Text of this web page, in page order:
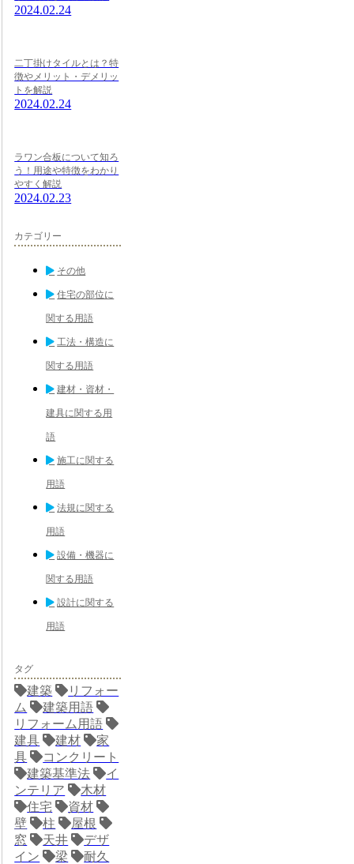
2024.02.24
二丁掛けタイルとは？特
徴やメリット・デメリッ
トを解説
2024.02.24
ラワン合板について知ろ
う！用途や特徴をわかり
やすく解説
2024.02.23
カテゴリー
その他
住宅の部位に
関する用語
工法・構造に
関する用語
建材・資材・
建具に関する用
語
施工に関する
用語
法規に関する
用語
設備・機器に
関する用語
設計に関する
用語
タグ
建築
リフォー
ム
建築用語
リフォーム用語
建具
建材
家
具
コンクリート
建築基準法
イ
ンテリア
木材
住宅
資材
壁
柱
屋根
窓
天井
デザ
イン
梁
耐久